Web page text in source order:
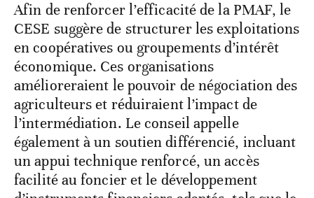
Afin de renforcer l’efficacité de la PMAF, le
CESE suggère de structurer les exploitations
en coopératives ou groupements d’intérêt
économique. Ces organisations
amélioreraient le pouvoir de négociation des
agriculteurs et réduiraient l’impact de
l’intermédiation. Le conseil appelle
également à un soutien différencié, incluant
un appui technique renforcé, un accès
facilité au foncier et le développement